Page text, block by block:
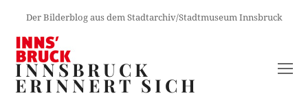
Der Bilderblog aus dem Stadtarchiv/Stadtmuseum Innsbruck
INNSBRUCK
ERINNERT SICH